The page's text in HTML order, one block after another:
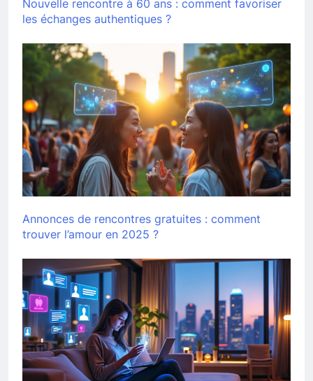
Nouvelle rencontre à 60 ans : comment favoriser
les échanges authentiques ?
Annonces de rencontres gratuites : comment
trouver l’amour en 2025 ?